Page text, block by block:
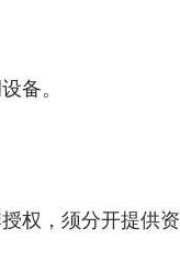
备。
权，须分开提供